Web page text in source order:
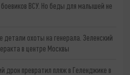
ВСУ. Но беды для малышей не
охоты на генерала. Зеленский
в центре Москвы
дрон превратил пляж в Геленджике в